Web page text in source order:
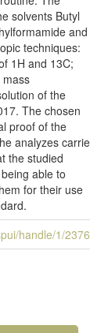
solvents Butyl
and
techniques:
1H and 13C;
mass
of the
The chosen
proof of the
analyzes
the studied
able to
for their use
handle/1/